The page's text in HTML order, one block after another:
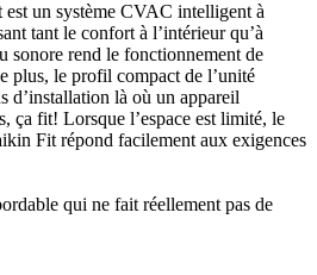
un système CVAC intelligent à
tant le confort à l’intérieur qu’à
sonore rend le fonctionnement de
plus, le profil compact de l’unité
d’installation là où un appareil
ça fit! Lorsque l’espace est limité, le
Fit répond facilement aux exigences
qui ne fait réellement pas de